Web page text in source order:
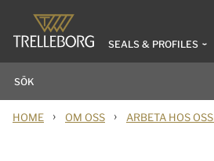
SEALS & PROFILES
HOME › OM OSS › ARBETA HOS OSS